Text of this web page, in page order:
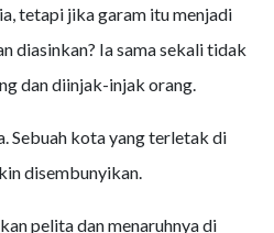
tetapi jika garam itu menjadi
diasinkan? Ia sama sekali tidak
dan diinjak-injak orang.
Sebuah kota yang terletak di
disembunyikan.
pelita dan menaruhnya di